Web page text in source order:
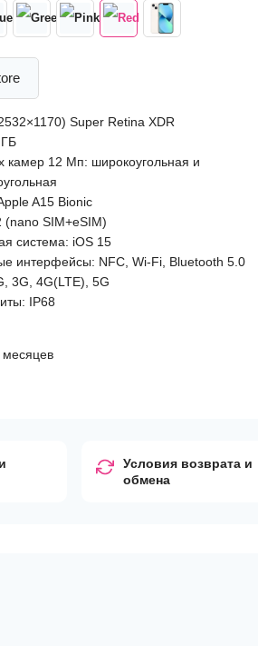
Super Retina XDR
камер 12 Мп: широкоугольная и
A15 Bionic
(nano SIM+eSIM)
система: iOS 15
интерфейсы: NFC, Wi-Fi, Bluetooth 5.0
3G, 4G(LTE), 5G
IP68
месяцев
Условия возврата и
обмена